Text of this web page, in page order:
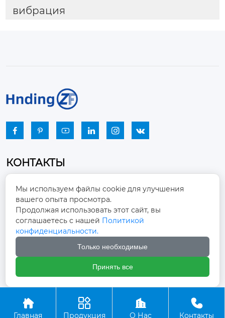
вибрация
     
КОНТАКТЫ

Промышленный парк, город Наньцзяо,
район Чжоуцунь, город Цзыбо, провинция
Шаньдун
winston-xu@hengdingfan.com
+86-13806434669
 +86 13806434669

Главная

Продукция

О Нас

Контакты
Мы используем файлы cookie для улучшения
вашего опыта просмотра.
Продолжая использовать этот сайт, вы
соглашаетесь с нашей Политикой
конфиденциальности.
Только необходимые
Принять все